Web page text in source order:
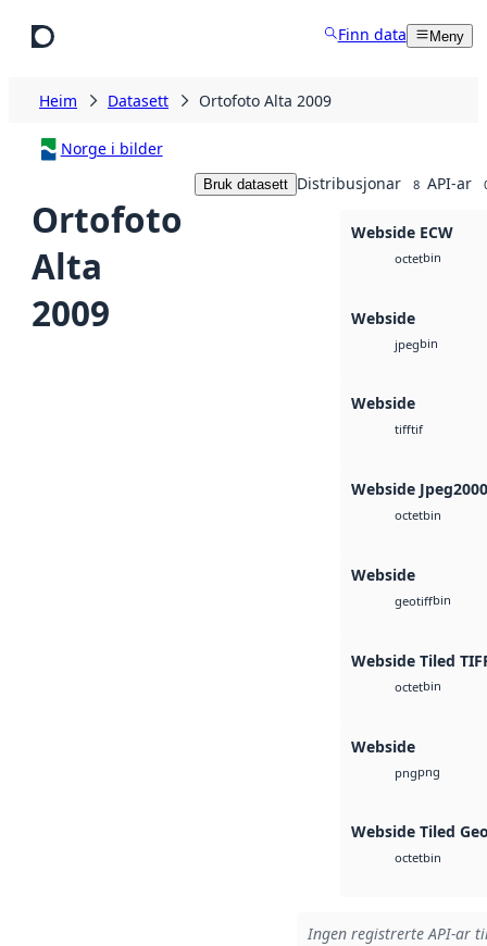
Finn data Meny
Heim Datasett Ortofoto Alta 2009
Norge i bilder
Ortofoto
Alta
2009
Bruk datasett Distribusjonar 8 API-ar
Webside ECW
octetbin
Webside
jpegbin
Webside
tifftif
Webside Jpeg2000
octetbin
Webside
geotiffbin
Webside Tiled
octetbin
Webside
pngpng
Webside Tiled
octetbin
Ingen registrerte API-ar